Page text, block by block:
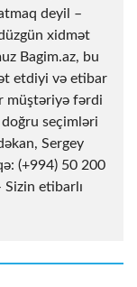
deyil –
xidmət
Bagim.az, bu
etdiyi və etibar
müştəriyə fərdi
doğru seçimləri
Sergey
(+994) 50 200
Sizin etibarlı